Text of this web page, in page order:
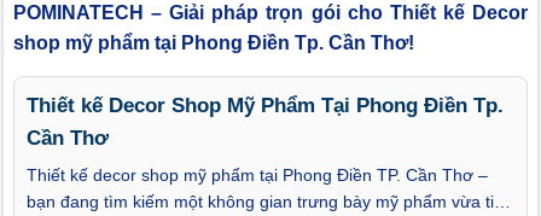
POMINATECH – Giải pháp trọn gói cho Thiết kế Decor
shop mỹ phẩm tại Phong Điền Tp. Cần Thơ!
Thiết kế Decor Shop Mỹ Phẩm Tại Phong Điền Tp.
Cần Thơ
Thiết kế decor shop mỹ phẩm tại Phong Điền TP. Cần Thơ –
bạn đang tìm kiếm một không gian trưng bày mỹ phẩm vừa tinh